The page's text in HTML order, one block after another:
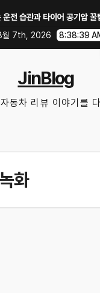
과 타이어 공기압 꿀팁｜주
월 7th, 2026
8:38:39
JinBlog
동차 리뷰 이야기를
화